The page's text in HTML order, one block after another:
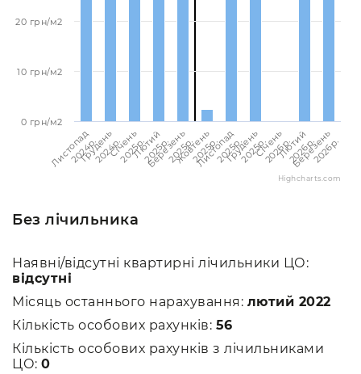
Листопад
2024p.
Грудень
2024p.Січень
2025p.Лютий
2025p.
Березень
2025p.
Жовтень
2025p.
Листопад
2025p.
Грудень
2025p.Січень
2026p.Лютий
2026p.
Березень
2026p.
0 грн/м2
10 грн/м2
20 грн/м2
Highcharts.com
Без лічильника
Наявні/відсутні квартирні лічильники ЦО:
відсутні
Місяць останнього нарахування: лютий 2022
Кількість особових рахунків: 56
Кількість особових рахунків з лічильниками
ЦО: 0